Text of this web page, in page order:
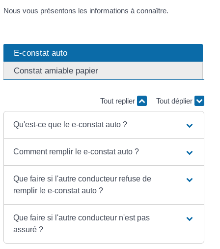
Nous vous présentons les informations à connaître.
E-constat auto
Constat amiable papier
Tout replier Tout déplier
Qu'est-ce que le e-constat auto ?
Comment remplir le e-constat auto ?
Que faire si l'autre conducteur refuse de
remplir le e-constat auto ?
Que faire si l'autre conducteur n'est pas
assuré ?